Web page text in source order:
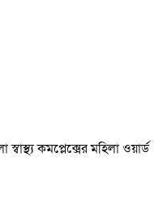
কমপ্লেক্সের মহিলা ওয়ার্ড